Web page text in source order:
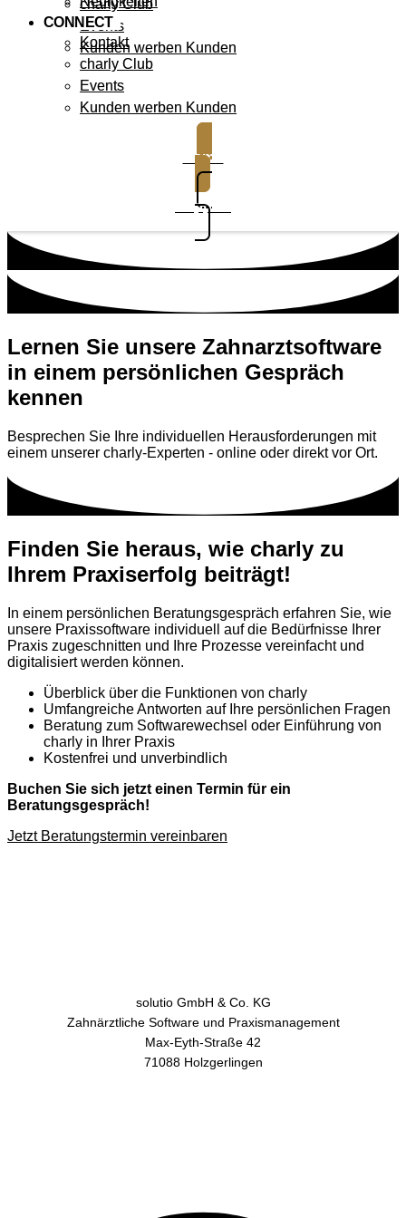
charly Club
Events
Kunden werben Kunden
CONNECT
Kontakt
charly Club
Events
Kunden werben Kunden
Demo
Support
Lernen Sie unsere Zahnarztsoftware
in einem persönlichen Gespräch
kennen
Besprechen Sie Ihre individuellen Herausforderungen mit
einem unserer charly-Experten - online oder direkt vor Ort.
Finden Sie heraus, wie charly zu
Ihrem Praxiserfolg beiträgt!
In einem persönlichen Beratungsgespräch erfahren Sie, wie
unsere Praxissoftware individuell auf die Bedürfnisse Ihrer
Praxis zugeschnitten und Ihre Prozesse vereinfacht und
digitalisiert werden können.
Überblick über die Funktionen von charly
Umfangreiche Antworten auf Ihre persönlichen Fragen
Beratung zum Softwarewechsel oder Einführung von
charly in Ihrer Praxis
Kostenfrei und unverbindlich
Buchen Sie sich jetzt einen Termin für ein
Beratungsgespräch!
Jetzt Beratungstermin vereinbaren
solutio GmbH & Co. KG
Zahnärztliche Software und Praxismanagement
Max-Eyth-Straße 42
71088 Holzgerlingen